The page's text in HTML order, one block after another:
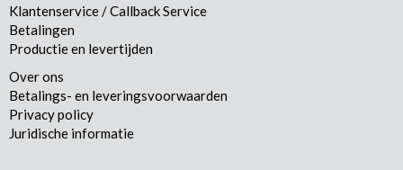
Klantenservice / Callback Service
Betalingen
Productie en levertijden
Over ons
Betalings- en leveringsvoorwaarden
Privacy policy
Juridische informatie